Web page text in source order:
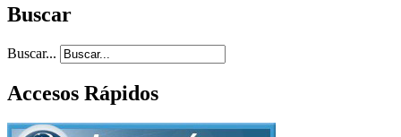
Buscar
Buscar...
Accesos Rápidos